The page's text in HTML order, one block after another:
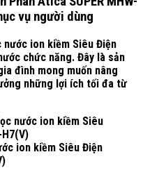
vụ người dùng
nước ion kiềm Siêu Điện
chức năng. Đây là sản
đình mong muốn nâng
những lợi ích tối đa từ
ion kiềm Siêu Điện